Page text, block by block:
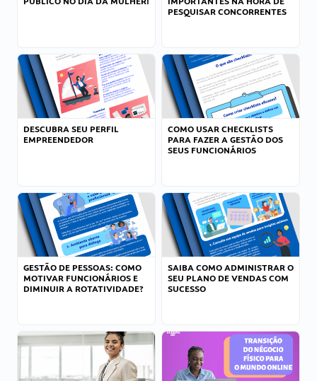
PESQUISAR CONCORRENTES
DESCUBRA SEU PERFIL
EMPREENDEDOR
COMO USAR CHECKLISTS
PARA FAZER A GESTÃO DOS
SEUS FUNCIONÁRIOS
GESTÃO DE PESSOAS: COMO
MOTIVAR FUNCIONÁRIOS E
DIMINUIR A ROTATIVIDADE?
SAIBA COMO ADMINISTRAR O
SEU PLANO DE VENDAS COM
SUCESSO